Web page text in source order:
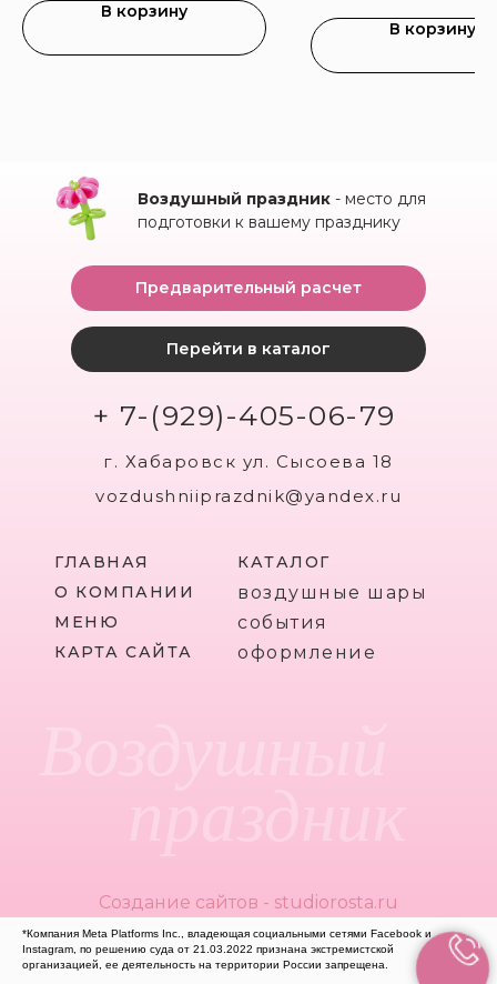
В корзину
В корзину
Воздушный праздник - место для
подготовки к вашему празднику
ГЛАВНАЯ
Создание сайтов - studiorosta.ru
Перейти в каталог
Предварительный расчет
+ 7-(929)-405-06-79
г. Хабаровск ул. Сысоева 18
vozdushniiprazdnik@yandex.ru
О КОМПАНИИ
КАРТА САЙТА
МЕНЮ
КАТАЛОГ
воздушные шары
события
оформление
*Компания Meta Platforms Inc., владеющая социальными сетями Facebook и
Instagram, по решению суда от 21.03.2022 признана экстремистской
организацией, ее деятельность на территории России запрещена.